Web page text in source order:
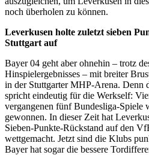
noch überholen zu können.
Leverkusen holte zuletzt sieben
Stuttgart auf
Bayer 04 geht aber ohnehin – trotz
Hinspielergebnisses – mit breiter
in der Stuttgarter MHP-Arena. Denn
spricht eindeutig für die Werkself:
vergangenen fünf Bundesliga-Spiele
gewonnen. In dieser Zeit hat
Sieben-Punkte-Rückstand auf den
wettgemacht. Jetzt sind die Klubs
Bayer hat sogar die bessere